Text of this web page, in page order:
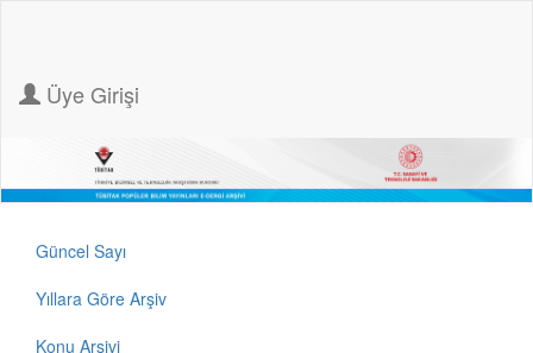
Üye Girişi
Güncel Sayı
Yıllara Göre Arşiv
Konu Arşivi